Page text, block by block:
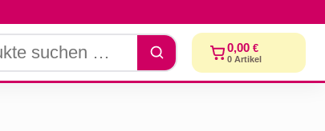
0,00 €
0Artikel